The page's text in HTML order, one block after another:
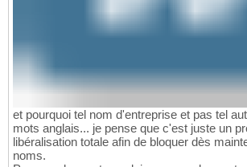
et pourquoi tel nom d'entreprise et pas tel
mots anglais... je pense que c'est juste un
libéralisation totale afin de bloquer dès
noms.